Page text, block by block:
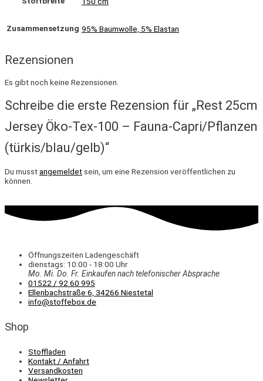
Zusammensetzung 95% Baumwolle, 5% Elastan
Rezensionen
Es gibt noch keine Rezensionen.
Schreibe die erste Rezension für „Rest 25cm
Jersey Öko-Tex-100 – Fauna-Capri/Pflanzen
(türkis/blau/gelb)“
Du musstangemeldet sein, um eine Rezension veröffentlichen zu
können.
Öffnungszeiten Ladengeschäft
dienstags: 10:00 - 18:00 Uhr
Mo. Mi. Do. Fr. Einkaufennach telefonischer Absprache
01522 / 92 60 995
Ellenbachstraße 6, 34266 Niestetal
info@stoffebox.de
Shop
Stoffladen
Kontakt / Anfahrt
Versandkosten